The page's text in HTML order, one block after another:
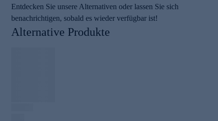
Entdecken Sie unsere Alternativen oder lassen Sie sich
benachrichtigen, sobald es wieder verfügbar ist!
Alternative Produkte